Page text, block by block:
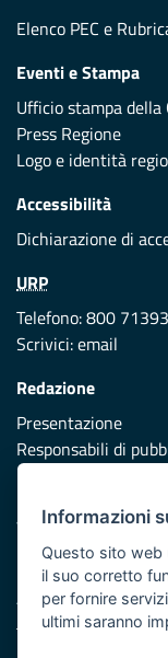
Elenco PEC e
Eventi e Stampa
Ufficio stampa della
Press Regione
Logo e identità
Accessibilità
Dichiarazione di
URP
Telefono: 800
Scrivici:email
Redazione
Presentazione
Responsabili di
Vai al sito di
Iniziativa
Asse XI
Informazioni
Questo sito web
il suo corretto
per fornire
ultimi saranno